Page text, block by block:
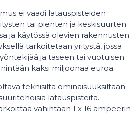
ei vaadi latauspisteiden
tai pienten ja keskisuurten
ja käytössä olevien rakennusten
tarkoitetaan yritystä, jossa
ja taseen tai vuotuisen
kaksi miljoonaa euroa.
teknisiltä ominaisuuksiltaan
latauspisteitä.
vähintään 1 x 16 ampeerin